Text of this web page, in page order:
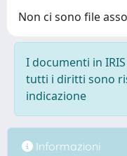
Non ci sono file
I documenti in
tutti i diritti sono
indicazione
Informazioni